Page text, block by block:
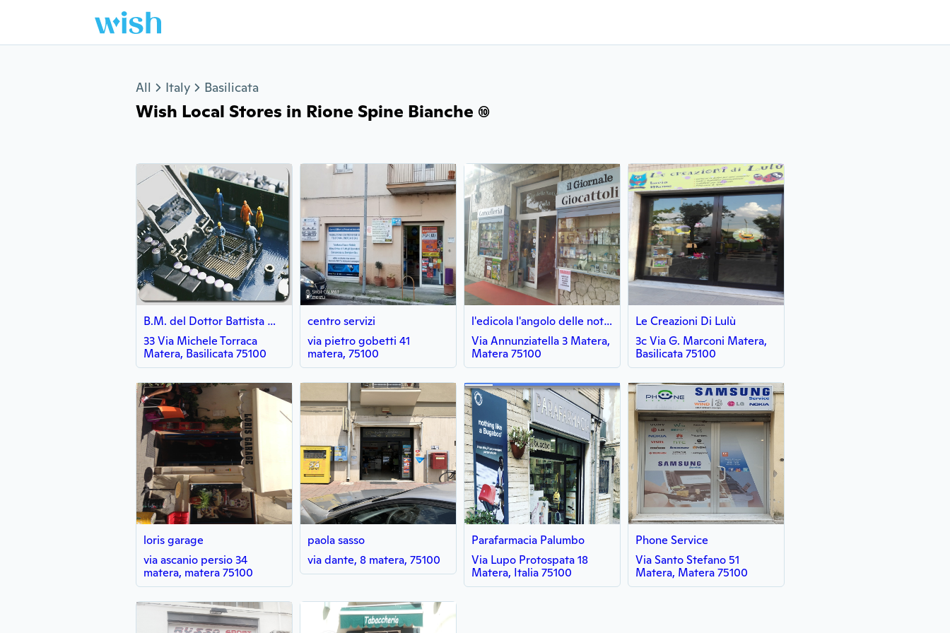
All Italy Basilicata
Wish Local Stores in Rione Spine Bianche (10)
B.M. del Dottor Battista Masellis
33 Via Michele Torraca
Matera, Basilicata 75100
centro servizi
via pietro gobetti 41
matera, 75100
l'edicola l'angolo delle notizie
Via Annunziatella 3 Matera,
Matera 75100
Le Creazioni Di Lulù
3c Via G. Marconi Matera,
Basilicata 75100
loris garage
via ascanio persio 34
matera, matera 75100
paola sasso
via dante, 8 matera, 75100
Parafarmacia Palumbo
Via Lupo Protospata 18
Matera, Italia 75100
Phone Service
Via Santo Stefano 51
Matera, Matera 75100